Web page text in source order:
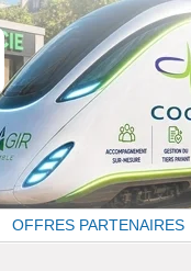
OFFRES PARTENAIRES